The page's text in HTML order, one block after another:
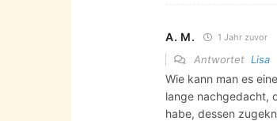
A. M. 1 Jahr zuvor
Antwortet Lisa
Wie kann man es
lange nachgedacht,
habe, dessen